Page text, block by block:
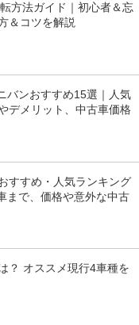
方法ガイド｜初心者＆忘
＆コツを解説
バンおすすめ15選｜人気
デメリット、中古車価格
すすめ・人気ランキング
まで、価格や意外な中古
？ オススメ現行4車種を